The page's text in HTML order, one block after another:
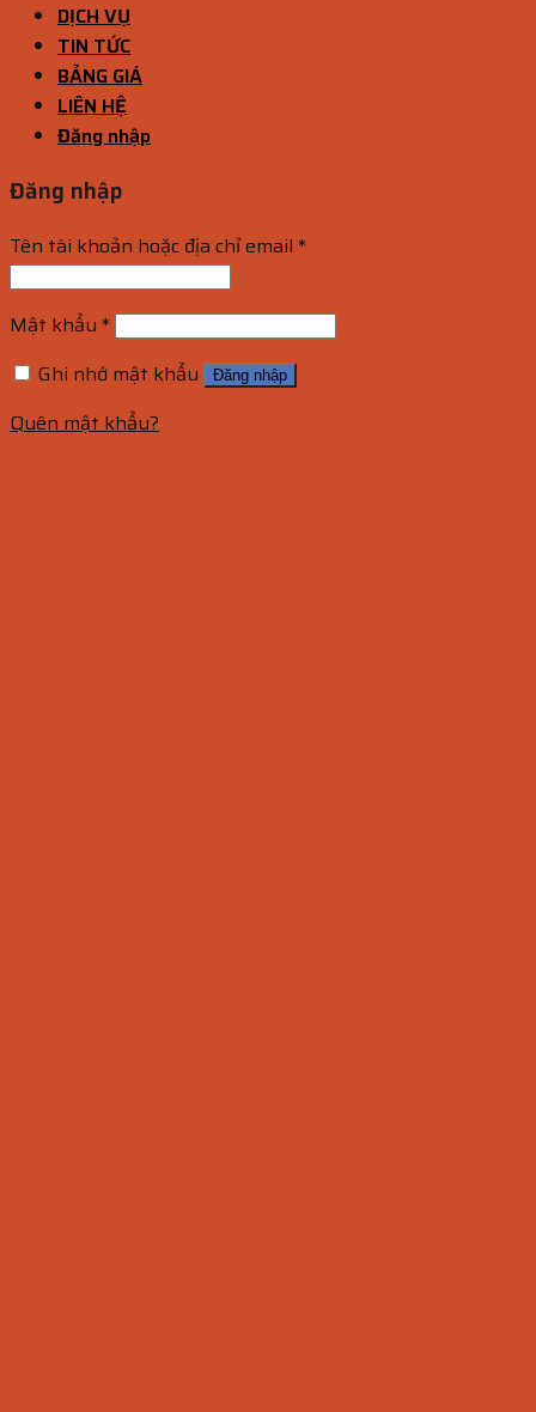
DỊCH VỤ
TIN TỨC
BẢNG GIÁ
LIÊN HỆ
Đăng nhập
Đăng nhập
Tên tài khoản hoặc địa chỉ email *
Mật khẩu *
Ghi nhớ mật khẩu
Đăng nhập
Quên mật khẩu?